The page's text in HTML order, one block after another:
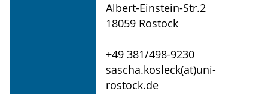
Albert-Einstein-Str.2
18059 Rostock
+49 381/498-9230
sascha.kosleck(at)uni-
rostock.de